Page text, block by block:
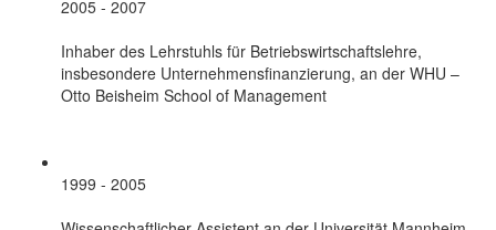
2005 - 2007
Inhaber des Lehrstuhls für Betriebswirtschaftslehre,
insbesondere Unternehmensfinanzierung, an der WHU –
Otto Beisheim School of Management
1999 - 2005